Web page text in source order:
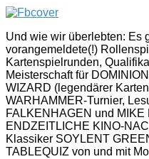
Und wie wir überlebten: Es
vorangemeldete(!)
Kartenspielrunden,
Meisterschaft für
WIZARD (legendärer
WARHAMMER-Turnier,
FALKENHAGEN und
ENDZEITLICHE KINO-
Klassiker SOYLENT
TABLEQUIZ von und mit